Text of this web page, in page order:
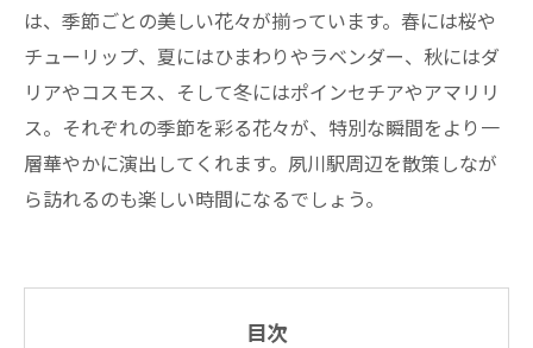
は、季節ごとの美しい花々が揃っています。春には桜や
チューリップ、夏にはひまわりやラベンダー、秋にはダ
リアやコスモス、そして冬にはポインセチアやアマリリ
ス。それぞれの季節を彩る花々が、特別な瞬間をより一
層華やかに演出してくれます。夙川駅周辺を散策しなが
ら訪れるのも楽しい時間になるでしょう。
目次